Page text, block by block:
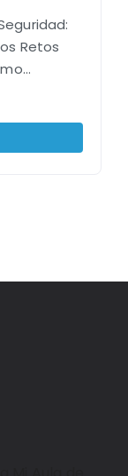
Retos